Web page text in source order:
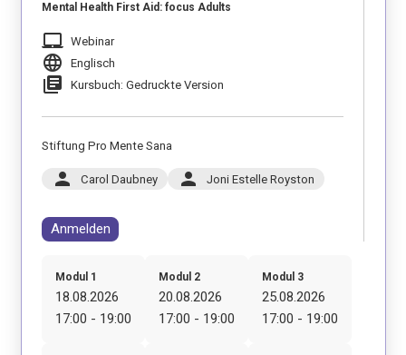
Mental Health First Aid: focus Adults
laptop_mac Webinar
language Englisch
library_books Kursbuch: Gedruckte Version
Stiftung Pro Mente Sana
person Carol Daubney person Joni Estelle Royston
Anmelden
Modul 1
18.08.2026
17:00 - 19:00
Modul 2
20.08.2026
17:00 - 19:00
Modul 3
25.08.2026
17:00 - 19:00